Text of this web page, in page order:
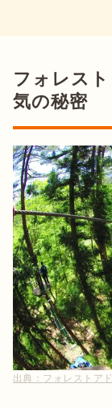
フォレス
気の秘密
出典： フォレストア